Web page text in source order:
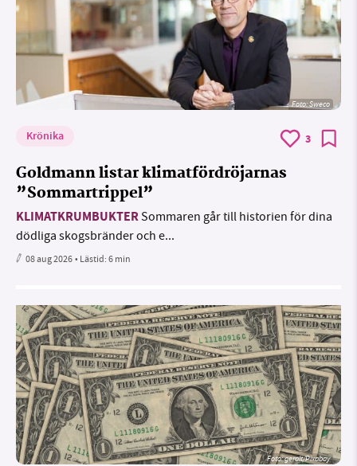
Foto: Sweco
Krönika 3
Goldmann listar klimatfördröjarnas
”Sommartrippel”
KLIMATKRUMBUKTERSommaren går till historien för dina
dödliga skogsbränder och e...
08 aug 2026• Lästid:6 min
Foto:geralt/Pixabay